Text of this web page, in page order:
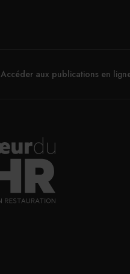
Accéder aux publications en